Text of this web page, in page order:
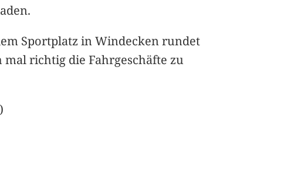
Sportplatz in Windecken rundet
richtig die Fahrgeschäfte zu